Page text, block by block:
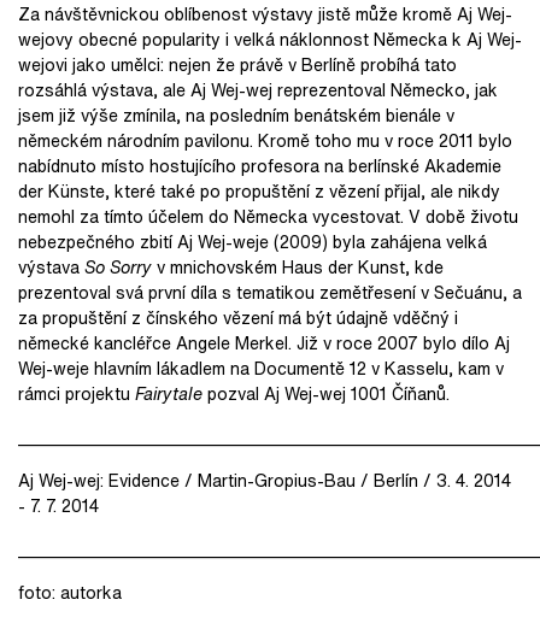
Za návštěvnickou oblíbenost výstavy jistě může kromě Aj Wej-
wejovy obecné popularity i velká náklonnost Německa k Aj Wej-
wejovi jako umělci: nejen že právě v Berlíně probíhá tato
rozsáhlá výstava, ale Aj Wej-wej reprezentoval Německo, jak
jsem již výše zmínila, na posledním benátském bienále v
německém národním pavilonu. Kromě toho mu v roce 2011 bylo
nabídnuto místo hostujícího profesora na berlínské Akademie
der Künste, které také po propuštění z vězení přijal, ale nikdy
nemohl za tímto účelem do Německa vycestovat. V době životu
nebezpečného zbití Aj Wej-weje (2009) byla zahájena velká
výstavaSo Sorryv mnichovském Haus der Kunst, kde
prezentoval svá první díla s tematikou zemětřesení v Sečuánu, a
za propuštění z čínského vězení má být údajně vděčný i
německé kancléřce Angele Merkel. Již v roce 2007 bylo dílo Aj
Wej-weje hlavním lákadlem na Documentě 12 v Kasselu, kam v
rámci projektu Fairytalepozval Aj Wej-wej 1001 Číňanů.
Aj Wej-wej: Evidence / Martin-Gropius-Bau / Berlín / 3. 4. 2014
- 7. 7. 2014
foto: autorka